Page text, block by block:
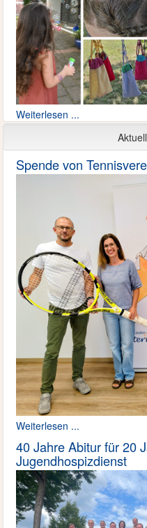
Weiterlesen ...
Spende von
Weiterlesen ...
40 Jahre Abitur für 20
Jugendhospizdienst